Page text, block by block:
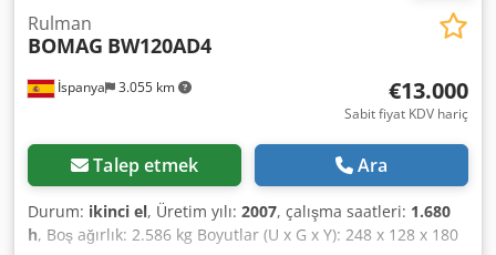
İspanya 3.055 km
Rulman
BOMAG BW120AD4
€13.000
Sabit fiyat KDV hariç
Talep etmek Ara
Durum: ikinci el, Üretim yılı: 2007, çalışma saatleri: 1.680
h, Boş ağırlık: 2.586 kg Boyutlar (U x G x Y): 248 x 128 x 180